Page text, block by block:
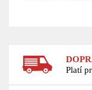
Platí